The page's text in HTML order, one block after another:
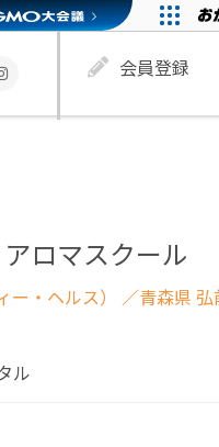
会員登録
ロマスクール
・ヘルス） ／青森県 弘
ル